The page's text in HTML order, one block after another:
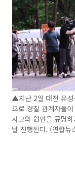
▲지난 2일 대전 유성
으로 경찰 관계자들
사고의 원인을 규명
날 진행된다. (연합뉴